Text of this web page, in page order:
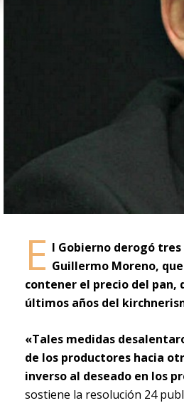
E l Gobierno derogó
Guillermo Moreno,
contener el precio del pan,
últimos años del
«Tales medidas
de los productores hacia
inverso al deseado en los
sostiene la resolución 24